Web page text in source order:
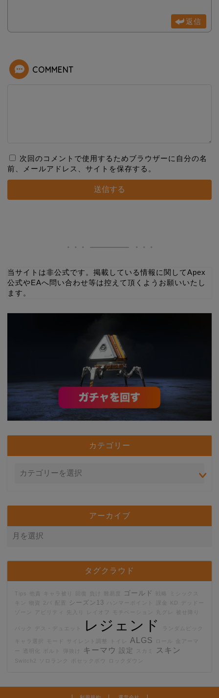
返信
COMMENT
次回のコメントで使用するためブラウザーに自分の名
前、メールアドレス、サイトを保存する。
当サイトは非公式です。掲載している情報に関してApex
公式やEAへ問い合わせ等は控えて頂くようお願いいたし
ます。
カテゴリー
アーカイブ
タグクラウド
Tips キャラ被り ゴールド 戦略
キン
シーズン13 ハンマーポイント KD
先入り レイオフ 被せ降り
デス・デュエット レジェンド ランダムピック
キャラ選択 ALGS
金アーマ
透明化 ボルト 弾抜け キーマウ 設定 スキン
Switch2 ソロランク ボセックボウ ロックダウン